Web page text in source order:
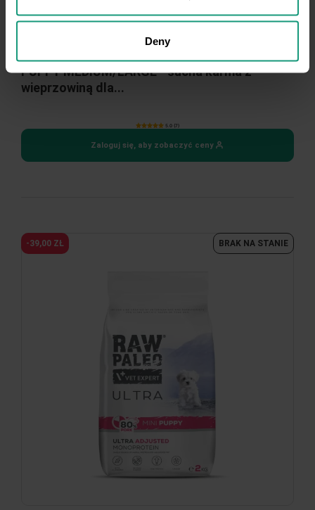
Deny
PUPPY MEDIUM/LARGE - sucha karma z
wieprzowiną dla...
5.0 (7)
Zaloguj się, aby zobaczyć ceny
-39,00 ZŁ BRAK NA STANIE